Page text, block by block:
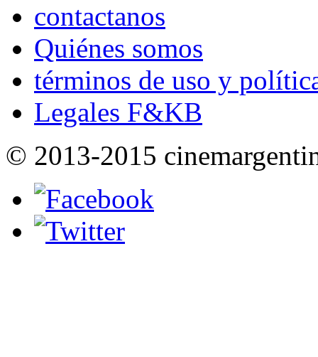
contactanos
Quiénes somos
términos de uso y
Legales F&KB
© 2013-2015